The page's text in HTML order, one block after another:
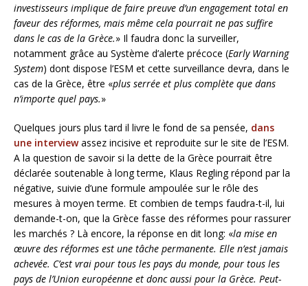
investisseurs implique de faire preuve d’un engagement total en
faveur des réformes, mais même cela pourrait ne pas suffire
dans le cas de la Grèce.» Il faudra donc la surveiller,
notamment grâce au Système d’alerte précoce (Early Warning
System) dont dispose l’ESM et cette surveillance devra, dans le
cas de la Grèce, être «plus serrée et plus complète que dans
n’importe quel pays.»
Quelques jours plus tard il livre le fond de sa pensée, dans
une interviewassez incisive et reproduite sur le site de l’ESM.
A la question de savoir si la dette de la Grèce pourrait être
déclarée soutenable à long terme, Klaus Regling répond par la
négative, suivie d’une formule ampoulée sur le rôle des
mesures à moyen terme. Et combien de temps faudra-t-il, lui
demande-t-on, que la Grèce fasse des réformes pour rassurer
les marchés ? Là encore, la réponse en dit long: «la mise en
œuvre des réformes est une tâche permanente. Elle n’est jamais
achevée. C’est vrai pour tous les pays du monde, pour tous les
pays de l’Union européenne et donc aussi pour la Grèce. Peut-